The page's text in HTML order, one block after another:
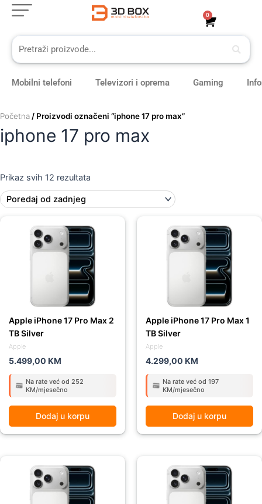
Skip
content
0
Cart
Mobilni telefoni Televizori i oprema Gaming
Početna / Proizvodi označeni “iphone 17 pro max”
iphone 17 pro max
Prikaz svih 12 rezultata
Sorted
by
latest
Apple
Apple iPhone 17 Pro Max 2
TB Silver
5.499,00 KM
Na rate već od 252
KM/mjesečno
Dodaj u korpu
Apple
Apple iPhone 17 Pro Max 1
TB Silver
4.299,00 KM
Na rate već od 197
KM/mjesečno
Dodaj u korpu